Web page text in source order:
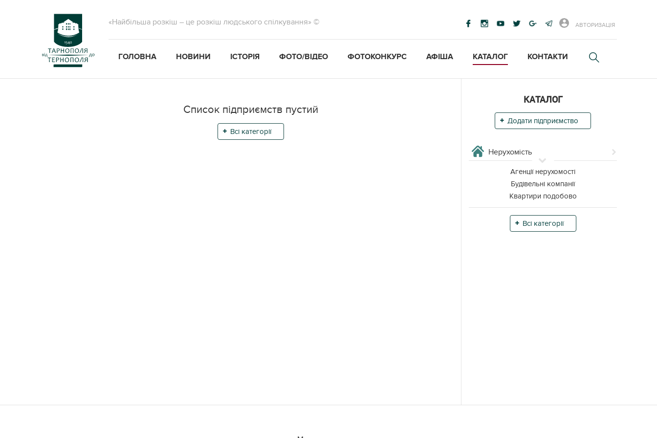
«Найбільша розкіш – це розкіш людського спілкування» © АВТОРИЗАЦІЯ
ГОЛОВНА НОВИНИ ІСТОРІЯ ФОТО/ВІДЕО ФОТОКОНКУРС АФІША КАТАЛОГ КОНТАКТИ
Список підприємств пустий
Всі категорії
КАТАЛОГ
Додати підприємство
Нерухомість
Агенції нерухомості
Будівельні компанії
Квартири подобово
Всі категорії